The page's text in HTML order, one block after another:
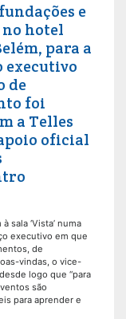
e
hotel
para a
executivo
de
foi
a Telles
oficial
sala ‘Vista’ numa
executivo em que
de
vindas, o vice-
logo que “para
são
para aprender e